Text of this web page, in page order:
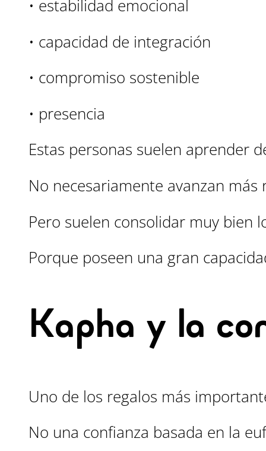
• estabilidad emocional
• capacidad de integración
• compromiso sostenible
• presencia
Estas personas suelen aprender
No necesariamente avanzan más
Pero suelen consolidar muy bien
Porque poseen una gran
Kapha y la
Uno de los regalos más
No una confianza basada en la